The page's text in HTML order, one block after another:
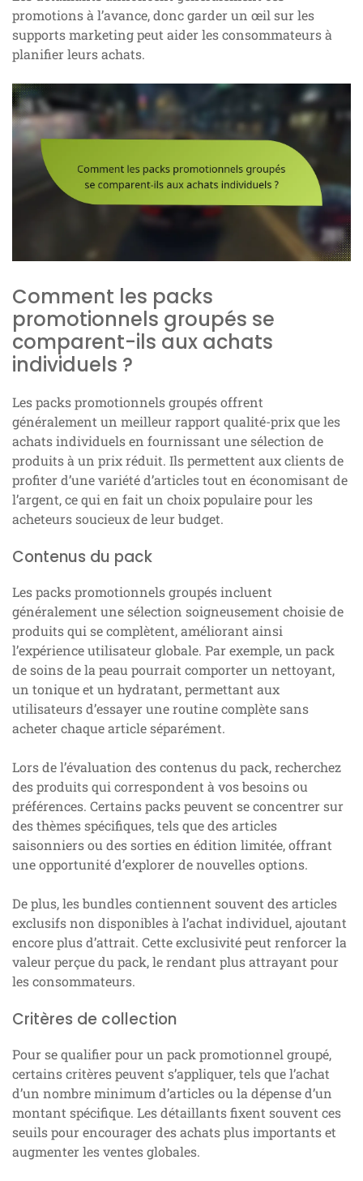
promotions à l’avance, donc garder un œil sur les
supports marketing peut aider les consommateurs à
planifier leurs achats.
Comment les packs
promotionnels groupés se
comparent-ils aux achats
individuels ?
Les packs promotionnels groupés offrent
généralement un meilleur rapport qualité-prix que les
achats individuels en fournissant une sélection de
produits à un prix réduit. Ils permettent aux clients de
profiter d’une variété d’articles tout en économisant de
l’argent, ce qui en fait un choix populaire pour les
acheteurs soucieux de leur budget.
Contenus du pack
Les packs promotionnels groupés incluent
généralement une sélection soigneusement choisie de
produits qui se complètent, améliorant ainsi
l’expérience utilisateur globale. Par exemple, un pack
de soins de la peau pourrait comporter un nettoyant,
un tonique et un hydratant, permettant aux
utilisateurs d’essayer une routine complète sans
acheter chaque article séparément.
Lors de l’évaluation des contenus du pack, recherchez
des produits qui correspondent à vos besoins ou
préférences. Certains packs peuvent se concentrer sur
des thèmes spécifiques, tels que des articles
saisonniers ou des sorties en édition limitée, offrant
une opportunité d’explorer de nouvelles options.
De plus, les bundles contiennent souvent des articles
exclusifs non disponibles à l’achat individuel, ajoutant
encore plus d’attrait. Cette exclusivité peut renforcer la
valeur perçue du pack, le rendant plus attrayant pour
les consommateurs.
Critères de collection
Pour se qualifier pour un pack promotionnel groupé,
certains critères peuvent s’appliquer, tels que l’achat
d’un nombre minimum d’articles ou la dépense d’un
montant spécifique. Les détaillants fixent souvent ces
seuils pour encourager des achats plus importants et
augmenter les ventes globales.